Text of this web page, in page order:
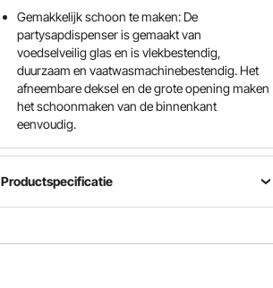
Gemakkelijk schoon te maken: De
partysapdispenser is gemaakt van
voedselveilig glas en is vlekbestendig,
duurzaam en vaatwasmachinebestendig. Het
afneembare deksel en de grote opening maken
het schoonmaken van de binnenkant
eenvoudig.
Productspecificatie
Dubbele
5,5 L / 1,5